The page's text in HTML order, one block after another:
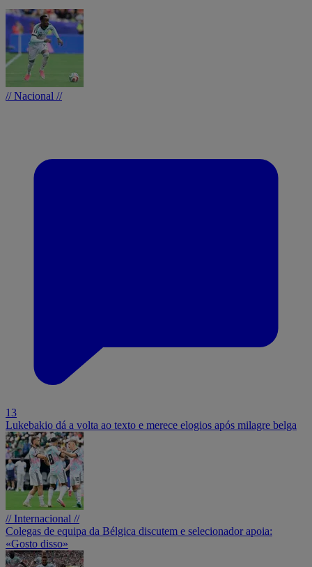
// Nacional //
13
Lukebakio dá a volta ao texto e merece elogios após milagre belga
// Internacional //
Colegas de equipa da Bélgica discutem e selecionador apoia:
«Gosto disso»